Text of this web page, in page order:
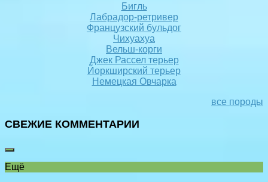
Бигль
Лабрадор-ретривер
Французский бульдог
Чихуахуа
Вельш-корги
Джек Рассел терьер
Йоркширский терьер
Немецкая Овчарка
все породы
СВЕЖИЕ КОММЕНТАРИИ
Ещё